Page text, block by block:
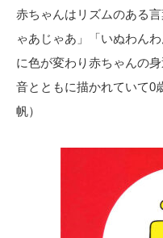
赤ちゃんはリズムのある
ゃあじゃあ」「いぬわん
に色が変わり赤ちゃんの
音とともに描かれていて0
帆）